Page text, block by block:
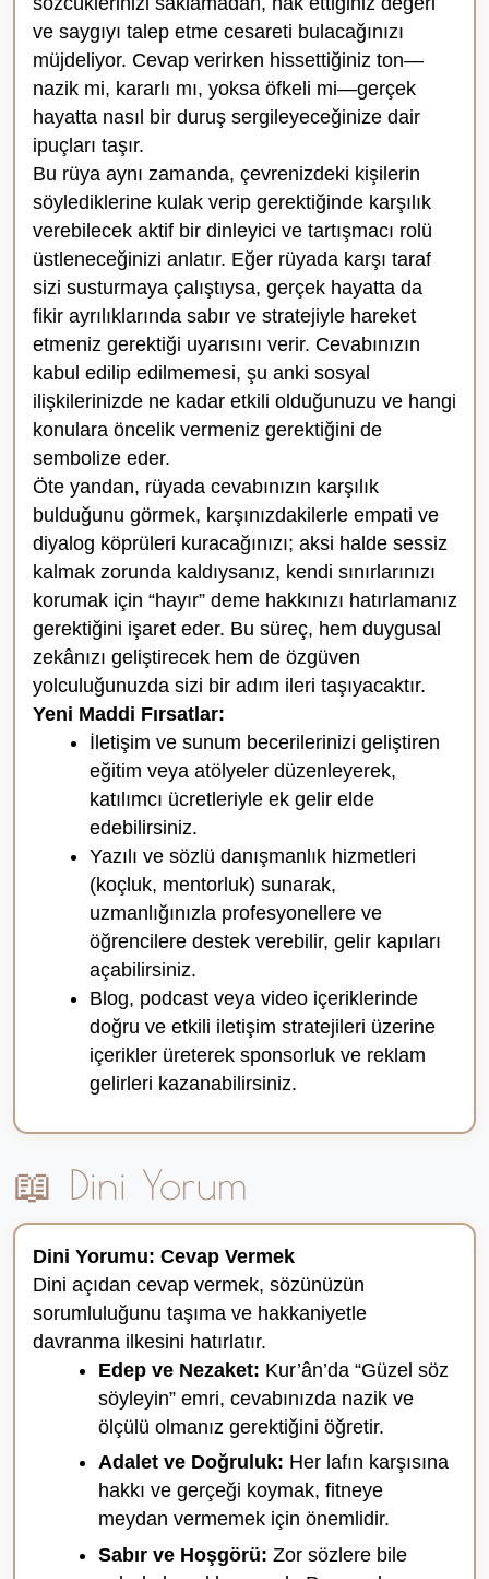
ve saygıyı talep etme cesareti bulacağınızı
müjdeliyor. Cevap verirken hissettiğiniz ton—
nazik mi, kararlı mı, yoksa öfkeli mi—gerçek
hayatta nasıl bir duruş sergileyeceğinize dair
ipuçları taşır.
Bu rüya aynı zamanda, çevrenizdeki kişilerin
söylediklerine kulak verip gerektiğinde karşılık
verebilecek aktif bir dinleyici ve tartışmacı rolü
üstleneceğinizi anlatır. Eğer rüyada karşı taraf
sizi susturmaya çalıştıysa, gerçek hayatta da
fikir ayrılıklarında sabır ve stratejiyle hareket
etmeniz gerektiği uyarısını verir. Cevabınızın
kabul edilip edilmemesi, şu anki sosyal
ilişkilerinizde ne kadar etkili olduğunuzu ve hangi
konulara öncelik vermeniz gerektiğini de
sembolize eder.
Öte yandan, rüyada cevabınızın karşılık
bulduğunu görmek, karşınızdakilerle empati ve
diyalog köprüleri kuracağınızı; aksi halde sessiz
kalmak zorunda kaldıysanız, kendi sınırlarınızı
korumak için “hayır” deme hakkınızı hatırlamanız
gerektiğini işaret eder. Bu süreç, hem duygusal
zekânızı geliştirecek hem de özgüven
yolculuğunuzda sizi bir adım ileri taşıyacaktır.
Yeni Maddi Fırsatlar:
İletişim ve sunum becerilerinizi geliştiren
eğitim veya atölyeler düzenleyerek,
katılımcı ücretleriyle ek gelir elde
edebilirsiniz.
Yazılı ve sözlü danışmanlık hizmetleri
(koçluk, mentorluk) sunarak,
uzmanlığınızla profesyonellere ve
öğrencilere destek verebilir, gelir kapıları
açabilirsiniz.
Blog, podcast veya video içeriklerinde
doğru ve etkili iletişim stratejileri üzerine
içerikler üreterek sponsorluk ve reklam
gelirleri kazanabilirsiniz.
📖 Dini Yorum
Dini Yorumu: Cevap Vermek
Dini açıdan cevap vermek, sözünüzün
sorumluluğunu taşıma ve hakkaniyetle
davranma ilkesini hatırlatır.
Edep ve Nezaket: Kur’ân’da “Güzel söz
söyleyin” emri, cevabınızda nazik ve
ölçülü olmanız gerektiğini öğretir.
Adalet ve Doğruluk: Her lafın karşısına
hakkı ve gerçeği koymak, fitneye
meydan vermemek için önemlidir.
Sabır ve Hoşgörü: Zor sözlere bile